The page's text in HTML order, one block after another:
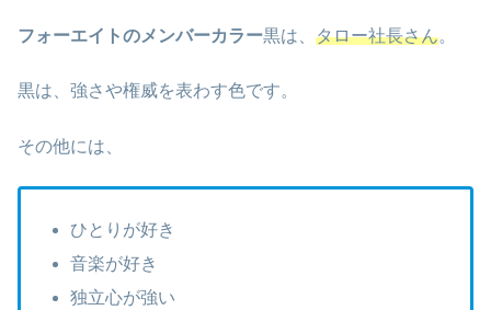
フォーエイトのメンバーカラー黒は、 タロー社長さん。
黒は、強さや権威を表わす色です。
その他には、
ひとりが好き
音楽が好き
独立心が強い